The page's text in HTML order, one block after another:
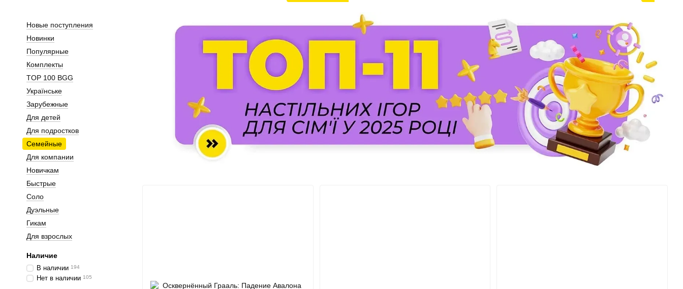
Новые поступления
Новинки
Популярные
Комплекты
TOP 100 BGG
Українське
Зарубежные
Для детей
Для подростков
Семейные
Для компании
Новичкам
Быстрые
Соло
Дуэльные
Гикам
Для взрослых
Наличие
В наличии 194
Нет в наличии 105